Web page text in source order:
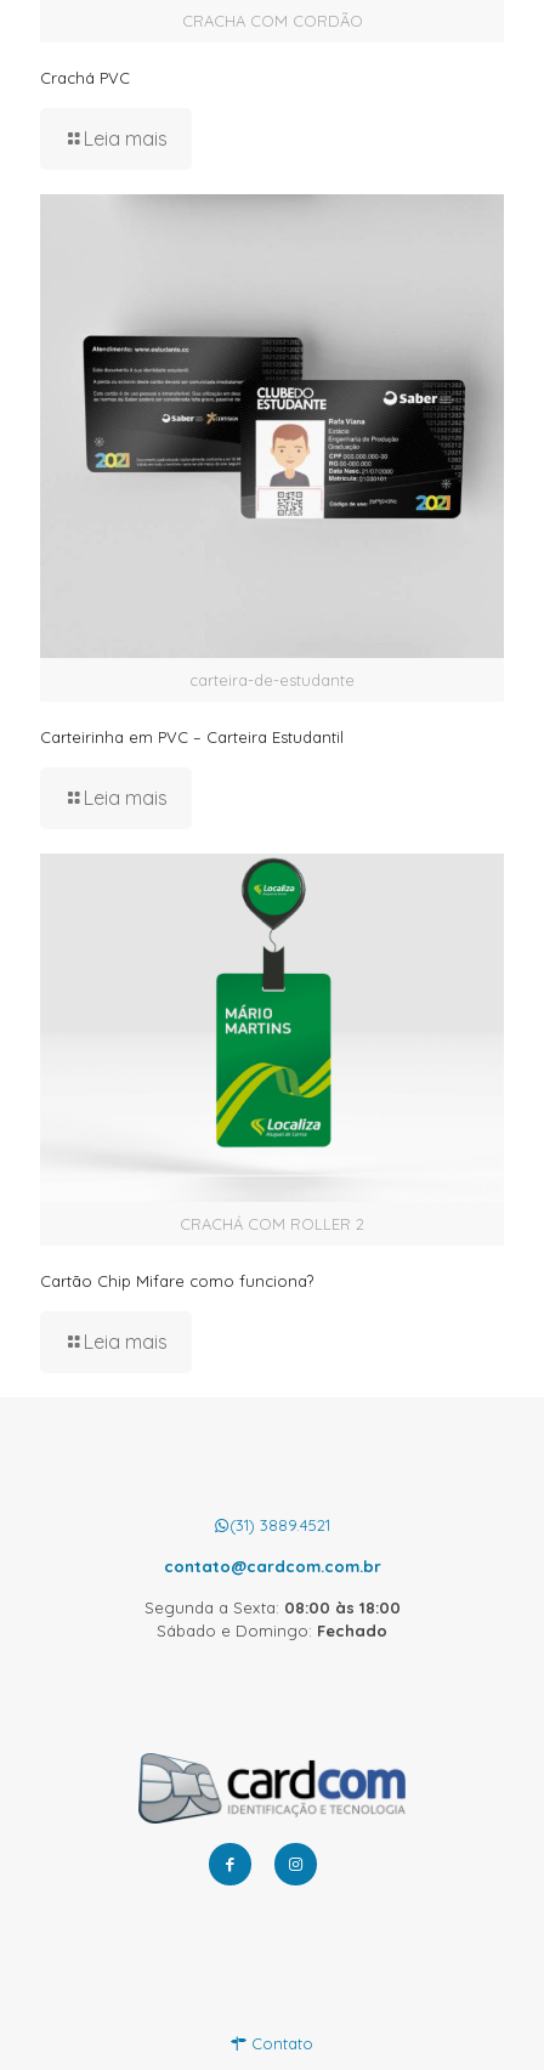
CRACHA COM CORDÃO
Crachá PVC
Leia mais
carteira-de-estudante
Carteirinha em PVC – Carteira Estudantil
Leia mais
CRACHÁ COM ROLLER 2
Cartão Chip Mifare como funciona?
Leia mais
(31) 3889.4521
contato@cardcom.com.br
Segunda a Sexta: 08:00 às 18:00
Sábado e Domingo: Fechado
Contato